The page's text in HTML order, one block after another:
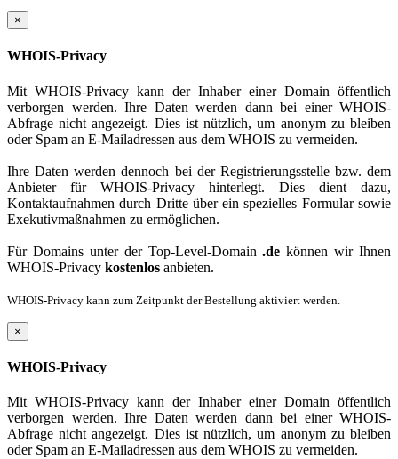
×
WHOIS-Privacy
Mit WHOIS-Privacy kann der Inhaber einer Domain öffentlich
verborgen werden. Ihre Daten werden dann bei einer WHOIS-
Abfrage nicht angezeigt. Dies ist nützlich, um anonym zu bleiben
oder Spam an E-Mailadressen aus dem WHOIS zu vermeiden.
Ihre Daten werden dennoch bei der Registrierungsstelle bzw. dem
Anbieter für WHOIS-Privacy hinterlegt. Dies dient dazu,
Kontaktaufnahmen durch Dritte über ein spezielles Formular sowie
Exekutivmaßnahmen zu ermöglichen.
Für Domains unter der Top-Level-Domain.de können wir Ihnen
WHOIS-Privacy kostenlos anbieten.
WHOIS-Privacy kann zum Zeitpunkt der Bestellung aktiviert werden.
×
WHOIS-Privacy
Mit WHOIS-Privacy kann der Inhaber einer Domain öffentlich
verborgen werden. Ihre Daten werden dann bei einer WHOIS-
Abfrage nicht angezeigt. Dies ist nützlich, um anonym zu bleiben
oder Spam an E-Mailadressen aus dem WHOIS zu vermeiden.